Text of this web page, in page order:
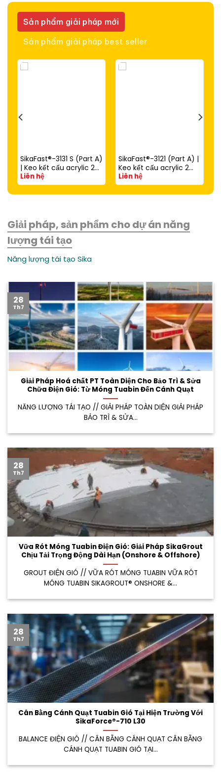
Sản phẩm giải pháp mới
Sản phẩm giải pháp best seller
SikaFast®-3131 S (Part A)
| Keo kết cấu acrylic 2
thành phần đóng rắn
nhanh dùng với
SikaFast®-3081 N (Part
Liên hệ
SikaFast®-3121 (Part A) |
Keo kết cấu acrylic 2
thành phần đóng rắn
nhanh (dùng với
SikaFast®-3081 N Part B)
Liên hệ
Giải pháp, sản phẩm cho dự án năng
lượng tái tạo
Năng lượng tái tạo Sika
Giải Pháp Hoá chất PT Toàn Diện Cho Bảo Trì & Sửa
Chữa Điện Gió: Từ Móng Tuabin Đến Cánh Quạt
NĂNG LƯỢNG TÁI TẠO // GIẢI PHÁP TOÀN DIỆN GIẢI PHÁP
BẢO TRÌ & SỬA...
28
Th7
Vữa Rót Móng Tuabin Điện Gió: Giải Pháp SikaGrout
Chịu Tải Trọng Động Dài Hạn (Onshore & Offshore)
GROUT ĐIỆN GIÓ // VỮA RÓT MÓNG TUABIN VỮA RÓT
MÓNG TUABIN SIKAGROUT® ONSHORE &...
28
Th7
Cân Bằng Cánh Quạt Tuabin Gió Tại Hiện Trường Với
SikaForce®-710 L30
BALANCE ĐIỆN GIÓ // CÂN BẰNG CÁNH QUẠT CÂN BẰNG
CÁNH QUẠT TUABIN GIÓ TẠI...
28
Th7